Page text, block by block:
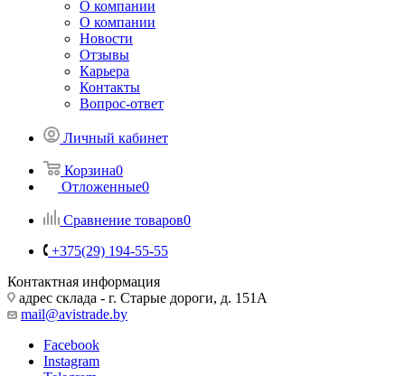
О компании
О компании
Новости
Отзывы
Карьера
Контакты
Вопрос-ответ
Личный кабинет
Корзина0
Отложенные0
Сравнение товаров0
+375(29) 194-55-55
Контактная информация
адрес склада - г. Старые дороги, д. 151А
mail@avistrade.by
Facebook
Instagram